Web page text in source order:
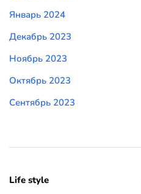
Январь 2024
Декабрь 2023
Ноябрь 2023
Октябрь 2023
Сентябрь 2023
Life style